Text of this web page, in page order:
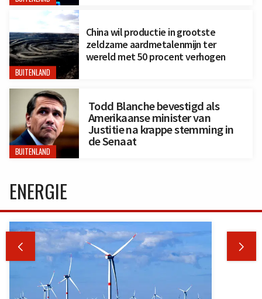
BUITENLAND
China wil productie in grootste
zeldzame aardmetalenmijn ter
wereld met 50 procent verhogen
BUITENLAND
Todd Blanche bevestigd als
Amerikaanse minister van
Justitie na krappe stemming in
de Senaat
ENERGIE
 